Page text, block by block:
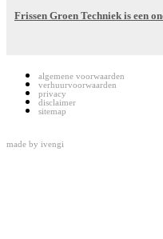
Frissen Groen Techniek is een
algemene voorwaarden
verhuurvoorwaarden
privacy
disclaimer
sitemap
made by ivengi